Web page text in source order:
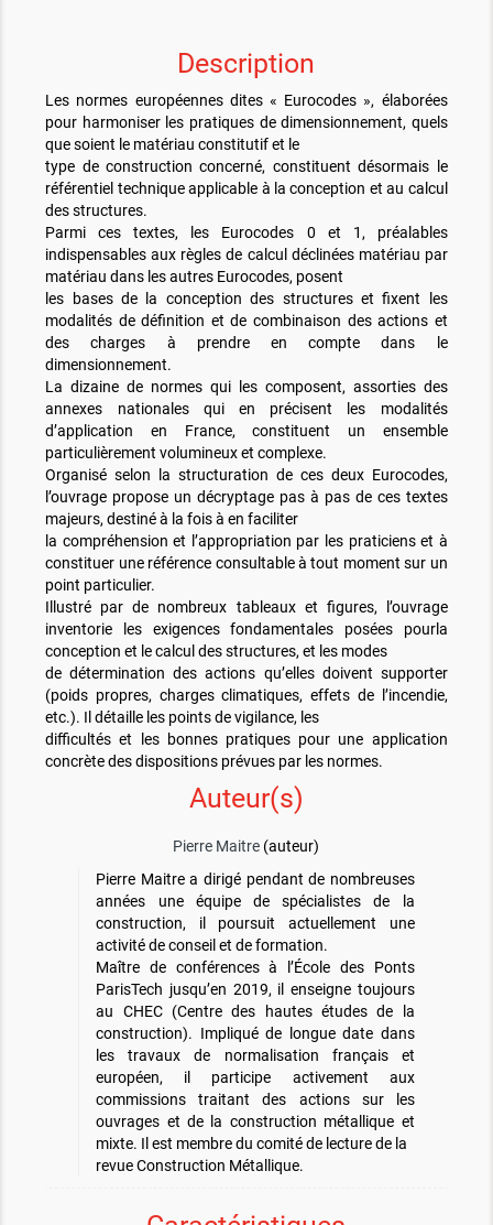
Description
Les normes européennes dites « Eurocodes », élaborées
pour harmoniser les pratiques de dimensionnement, quels
que soient le matériau constitutif et le
type de construction concerné, constituent désormais le
référentiel technique applicable à la conception et au calcul
des structures.
Parmi ces textes, les Eurocodes 0 et 1, préalables
indispensables aux règles de calcul déclinées matériau par
matériau dans les autres Eurocodes, posent
les bases de la conception des structures et fixent les
modalités de définition et de combinaison des actions et
des charges à prendre en compte dans le
dimensionnement.
La dizaine de normes qui les composent, assorties des
annexes nationales qui en précisent les modalités
d’application en France, constituent un ensemble
particulièrement volumineux et complexe.
Organisé selon la structuration de ces deux Eurocodes,
l’ouvrage propose un décryptage pas à pas de ces textes
majeurs, destiné à la fois à en faciliter
la compréhension et l’appropriation par les praticiens et à
constituer une référence consultable à tout moment sur un
point particulier.
Illustré par de nombreux tableaux et figures, l’ouvrage
inventorie les exigences fondamentales posées pourla
conception et le calcul des structures, et les modes
de détermination des actions qu’elles doivent supporter
(poids propres, charges climatiques, effets de l’incendie,
etc.). Il détaille les points de vigilance, les
difficultés et les bonnes pratiques pour une application
concrète des dispositions prévues par les normes.
Auteur(s)
Pierre Maitre (auteur)
Pierre Maitre a dirigé pendant de nombreuses
années une équipe de spécialistes de la
construction, il poursuit actuellement une
activité de conseil et de formation.
Maître de conférences à l’École des Ponts
ParisTech jusqu’en 2019, il enseigne toujours
au CHEC (Centre des hautes études de la
construction). Impliqué de longue date dans
les travaux de normalisation français et
européen, il participe activement aux
commissions traitant des actions sur les
ouvrages et de la construction métallique et
mixte. Il est membre du comité de lecture de la
revue Construction Métallique.